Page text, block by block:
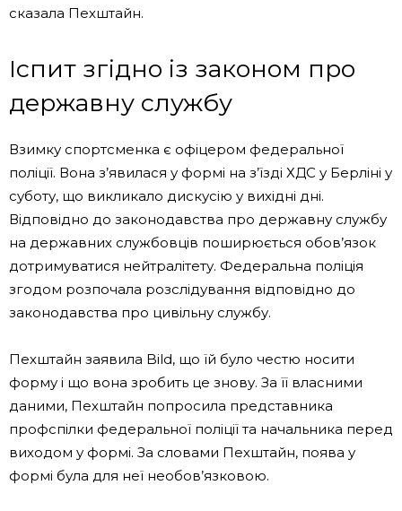
сказала Пехштайн.
Іспит згідно із законом про
державну службу
Взимку спортсменка є офіцером федеральної
поліції. Вона з’явилася у формі на з’їзді ХДС у Берліні у
суботу, що викликало дискусію у вихідні дні.
Відповідно до законодавства про державну службу
на державних службовців поширюється обов’язок
дотримуватися нейтралітету. Федеральна поліція
згодом розпочала розслідування відповідно до
законодавства про цивільну службу.
Пехштайн заявила Bild, що їй було честю носити
форму і що вона зробить це знову. За її власними
даними, Пехштайн попросила представника
профспілки федеральної поліції та начальника перед
виходом у формі. За словами Пехштайн, поява у
формі була для неї необов’язковою.